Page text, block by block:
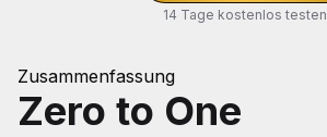
Zusammenfassung
Zero to One
14 Tage kostenlos testen